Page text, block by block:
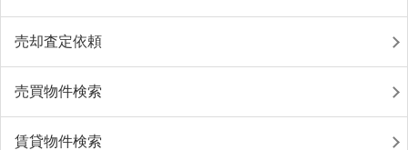
売却査定依頼
売買物件検索
賃貸物件検索